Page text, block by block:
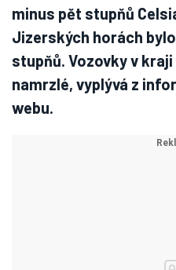
minus pět stupňů
Jizerských horách
stupňů. Vozovky v
namrzlé, vyplývá z
webu.